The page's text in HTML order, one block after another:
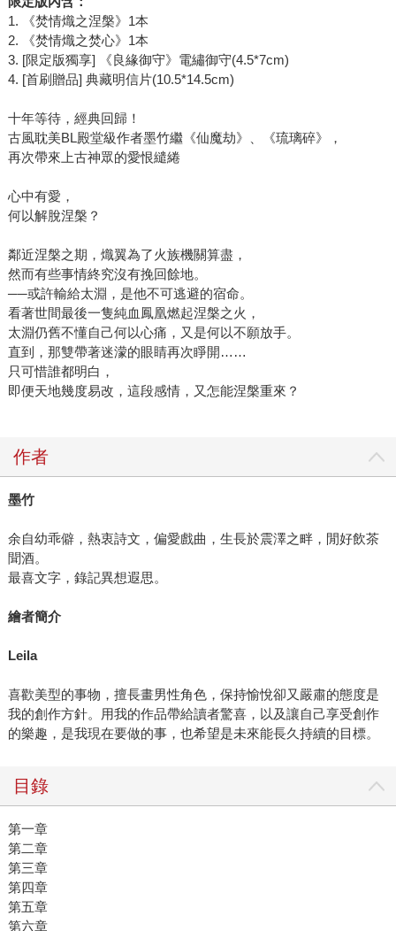
1. 《焚情熾之涅槃》1本
2. 《焚情熾之焚心》1本
3. [限定版獨享] 《良緣御守》電繡御守(4.5*7cm)
4. [首刷贈品] 典藏明信片(10.5*14.5cm)
十年等待，經典回歸！
古風耽美BL殿堂級作者墨竹繼《仙魔劫》、《琉璃碎》，
再次帶來上古神眾的愛恨繾綣
心中有愛，
何以解脫涅槃？
鄰近涅槃之期，熾翼為了火族機關算盡，
然而有些事情終究沒有挽回餘地。
──或許輸給太淵，是他不可逃避的宿命。
看著世間最後一隻純血鳳凰燃起涅槃之火，
太淵仍舊不懂自己何以心痛，又是何以不願放手。
直到，那雙帶著迷濛的眼睛再次睜開……
只可惜誰都明白，
即便天地幾度易改，這段感情，又怎能涅槃重來？
作者
墨竹
余自幼乖僻，熱衷詩文，偏愛戲曲，生長於震澤之畔，閒好飲茶
聞酒。
最喜文字，錄記異想遐思。
繪者簡介
Leila
喜歡美型的事物，擅長畫男性角色，保持愉悅卻又嚴肅的態度是
我的創作方針。用我的作品帶給讀者驚喜，以及讓自己享受創作
的樂趣，是我現在要做的事，也希望是未來能長久持續的目標。
目錄
第一章
第二章
第三章
第四章
第五章
第六章